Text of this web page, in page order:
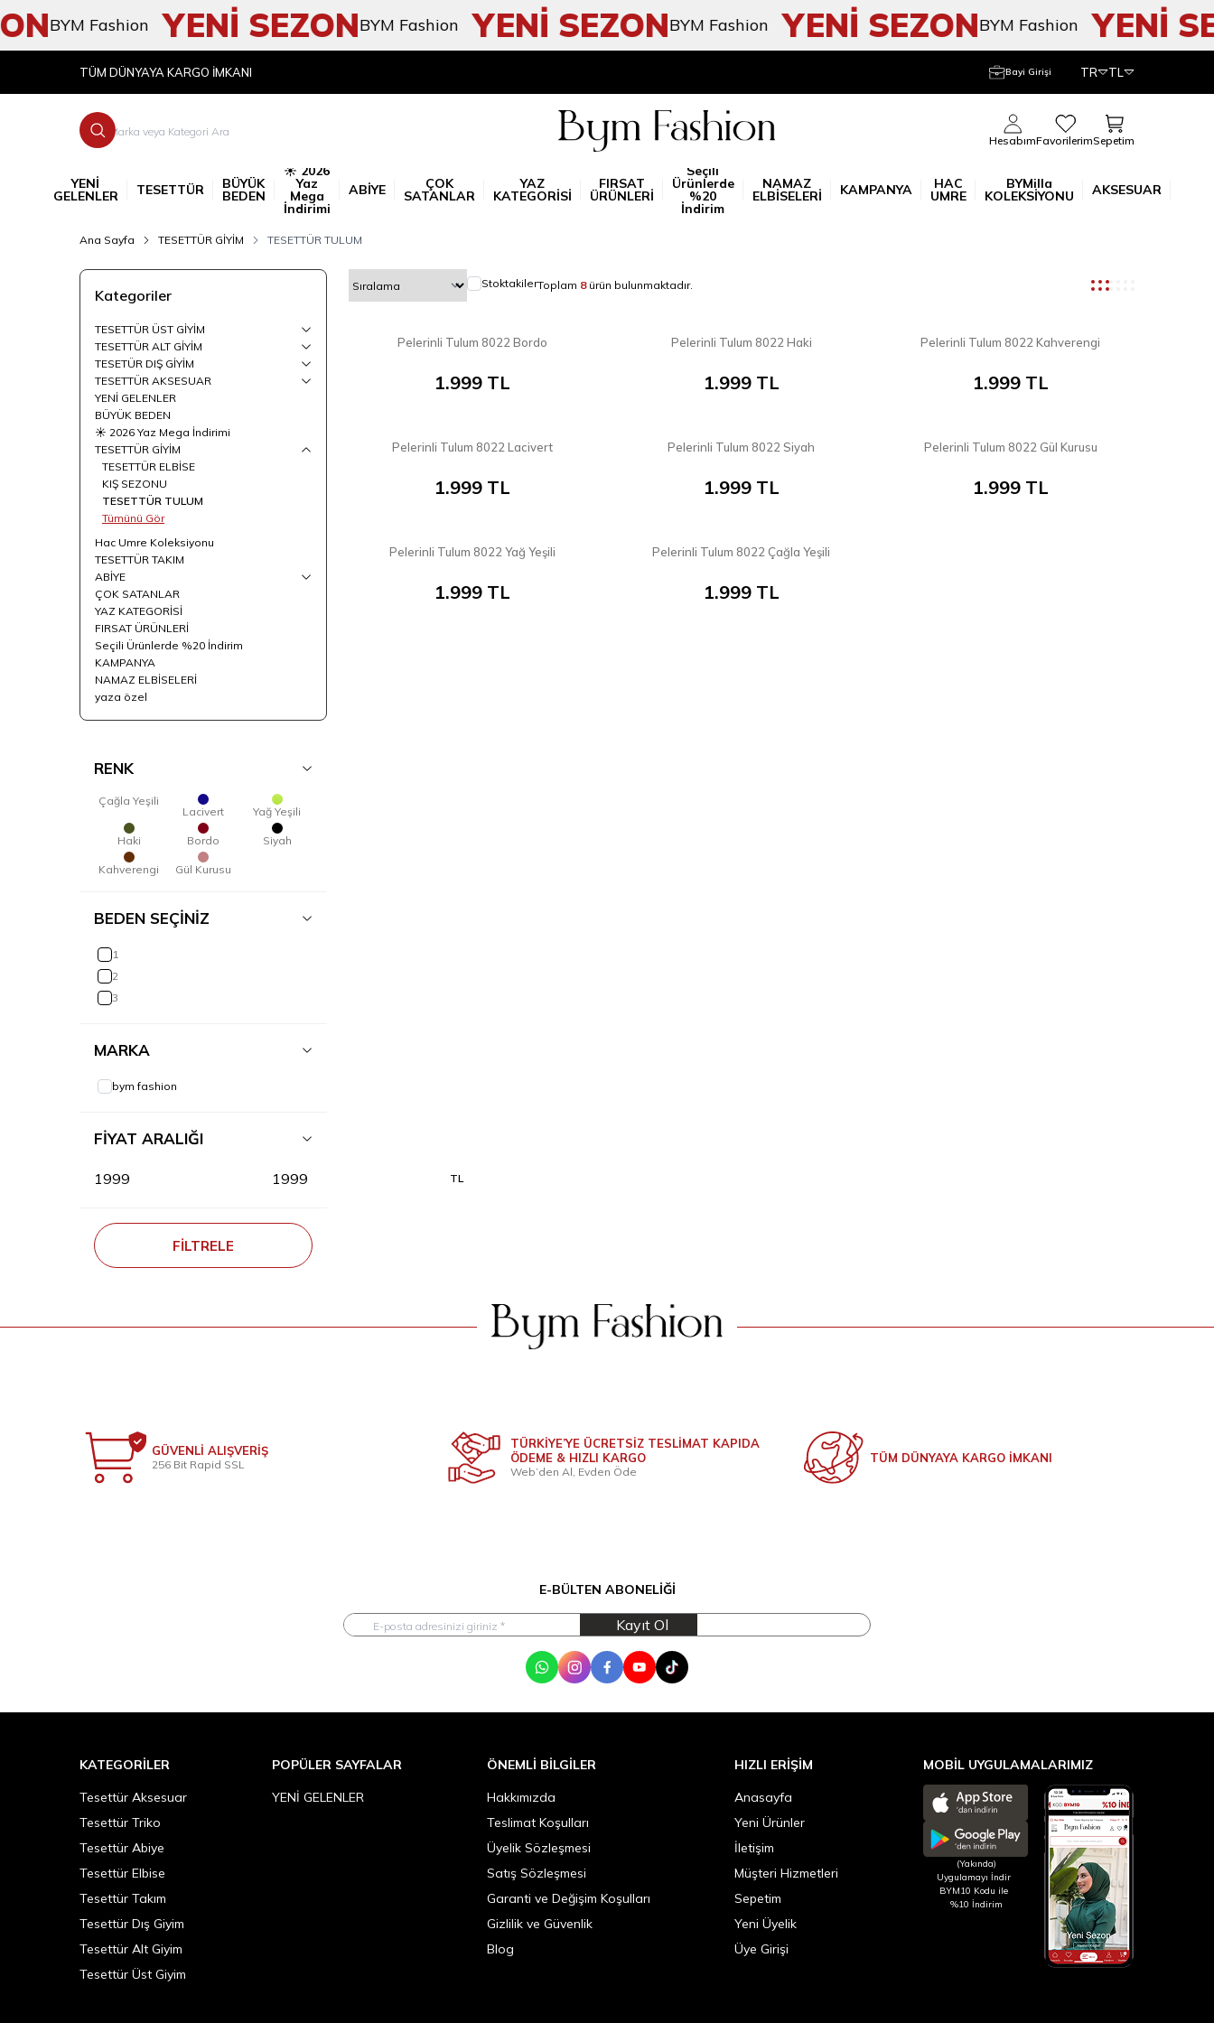
BYM Fashion YENİ SEZONBYM Fashion YENİ SEZONBYM Fashion YENİ SEZONBYM Fashion YENİ
TÜM DÜNYAYA KARGO İMKANI Bayi Girişi TR TL
HesabımFavorilerimSepetim
YENİ
GELENLER TESETTÜR BÜYÜK
BEDEN
☀️ 2026
Yaz
Mega
İndirimi
ABİYE ÇOK
SATANLAR
YAZ
KATEGORİSİ
FIRSAT
ÜRÜNLERİ
Seçili
Ürünlerde
%20
İndirim
NAMAZ
ELBİSELERİ KAMPANYA HAC
UMRE
BYMilla
KOLEKSİYONU AKSESUAR
Ana Sayfa TESETTÜR GİYİM TESETTÜR TULUM
Kategoriler
TESETTÜR ÜST GİYİM
TESETTÜR ALT GİYİM
TESETÜR DIŞ GİYİM
TESETTÜR AKSESUAR
YENİ GELENLER
BÜYÜK BEDEN
☀️ 2026 Yaz Mega İndirimi
TESETTÜR GİYİM
TESETTÜR ELBİSE
KIŞ SEZONU
TESETTÜR TULUM
Tümünü Gör
Hac Umre Koleksiyonu
TESETTÜR TAKIM
ABİYE
ÇOK SATANLAR
YAZ KATEGORİSİ
FIRSAT ÜRÜNLERİ
Seçili Ürünlerde %20 İndirim
KAMPANYA
NAMAZ ELBİSELERİ
yaza özel
RENK
Çağla Yeşili
Lacivert
Yağ Yeşili
Haki Bordo Siyah
Kahverengi Gül Kurusu
BEDEN SEÇİNİZ
1
2
3
MARKA
bym fashion
FIYAT ARALIĞI
TL
FILTRELE
StoktakilerToplam 8ürün bulunmaktadır.
Pelerinli Tulum 8022 Bordo
1.999TL
Pelerinli Tulum 8022 Haki
1.999TL
YENI
Pelerinli Tulum 8022 Kahverengi
1.999TL
YENIPelerinli Tulum 8022 Lacivert
1.999TL
Pelerinli Tulum 8022 Siyah
1.999TL
Pelerinli Tulum 8022 Gül Kurusu
1.999TL
Pelerinli Tulum 8022 Yağ Yeşili
1.999TL
Pelerinli Tulum 8022 Çağla Yeşili
1.999TL
GÜVENLİ ALIŞVERİŞ
256 Bit Rapid SSL
TÜRKİYE’YE ÜCRETSİZ TESLİMAT KAPIDA
ÖDEME & HIZLI KARGO
Web’den Al, Evden Öde
TÜM DÜNYAYA KARGO İMKANI
E-BÜLTEN ABONELIĞI
Kayıt Ol
WhatsAppInstagramFacebookYoutubeTik Tok
KATEGORILER
Tesettür Aksesuar
Tesettür Triko
Tesettür Abiye
Tesettür Elbise
Tesettür Takım
Tesettür Dış Giyim
Tesettür Alt Giyim
Tesettür Üst Giyim
POPÜLER SAYFALAR
YENİ GELENLER
ÖNEMLI BILGILER
Hakkımızda
Teslimat Koşulları
Üyelik Sözleşmesi
Satış Sözleşmesi
Garanti ve Değişim Koşulları
Gizlilik ve Güvenlik
Blog
HIZLI ERIŞIM
Anasayfa
Yeni Ürünler
İletişim
Müşteri Hizmetleri
Sepetim
Yeni Üyelik
Üye Girişi
MOBİL UYGULAMALARIMIZ
(Yakında)
Uygulamayı İndir
BYM10 Kodu ile
%10 İndirim